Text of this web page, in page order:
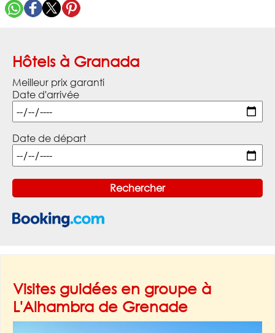
Hôtels à Granada
Meilleur prix garanti
Date d'arrivée
Date de départ
Visites guidées en groupe à
L'Alhambra de Grenade